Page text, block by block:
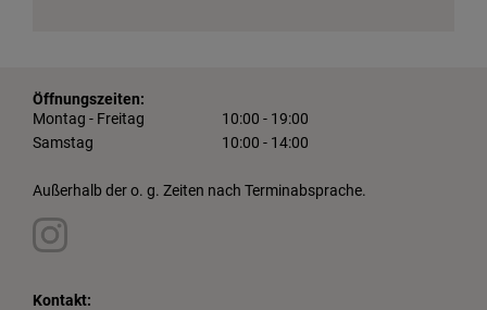
Öffnungszeiten:
Montag - Freitag
10:00 - 19:00
Samstag
10:00 - 14:00
Außerhalb der o. g. Zeiten nach Terminabsprache.
Kontakt: